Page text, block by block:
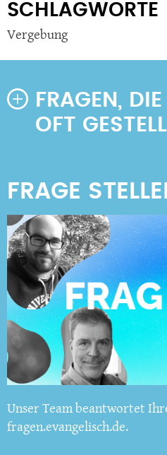
SCHLAGWORTE
Vergebung
FRAGEN,
OFT
Unser Team beantwortet
fragen.evangelisch.de.